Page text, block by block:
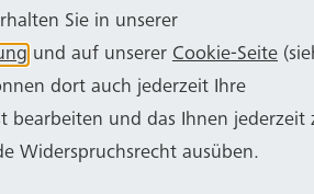
und
der Bonner
Sie in unserer
und auf unserer Cookie-Seite
dort auch jederzeit Ihre
bearbeiten und das Ihnen jederzeit
Widerspruchsrecht ausüben.